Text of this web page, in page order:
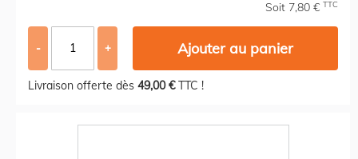
Soit 7,80 € TTC
- + Ajouter au panier
Livraison offerte dès 49,00 €TTC !